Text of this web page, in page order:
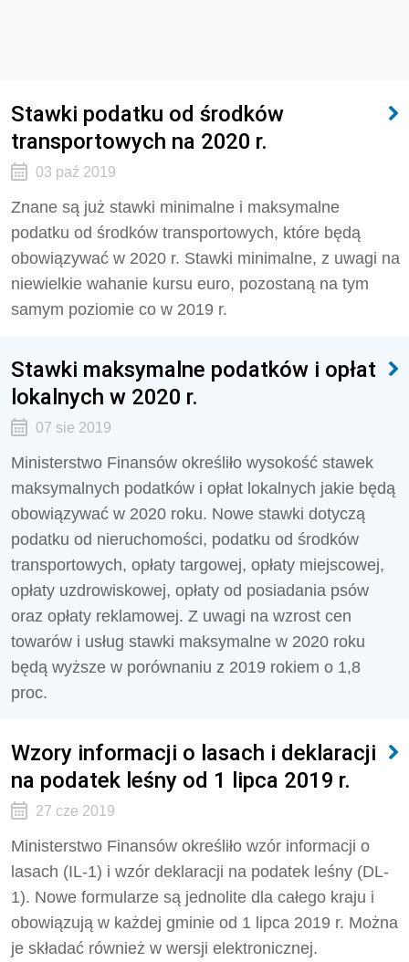
Stawki podatku od środków
transportowych na 2020 r.
03 paź 2019
Znane są już stawki minimalne i maksymalne
podatku od środków transportowych, które będą
obowiązywać w 2020 r. Stawki minimalne, z uwagi na
niewielkie wahanie kursu euro, pozostaną na tym
samym poziomie co w 2019 r.
Stawki maksymalne podatków i opłat
lokalnych w 2020 r.
07 sie 2019
Ministerstwo Finansów określiło wysokość stawek
maksymalnych podatków i opłat lokalnych jakie będą
obowiązywać w 2020 roku. Nowe stawki dotyczą
podatku od nieruchomości, podatku od środków
transportowych, opłaty targowej, opłaty miejscowej,
opłaty uzdrowiskowej, opłaty od posiadania psów
oraz opłaty reklamowej. Z uwagi na wzrost cen
towarów i usług stawki maksymalne w 2020 roku
będą wyższe w porównaniu z 2019 rokiem o 1,8
proc.
Wzory informacji o lasach i deklaracji
na podatek leśny od 1 lipca 2019 r.
27 cze 2019
Ministerstwo Finansów określiło wzór informacji o
lasach (IL-1) i wzór deklaracji na podatek leśny (DL-
1). Nowe formularze są jednolite dla całego kraju i
obowiązują w każdej gminie od 1 lipca 2019 r. Można
je składać również w wersji elektronicznej.